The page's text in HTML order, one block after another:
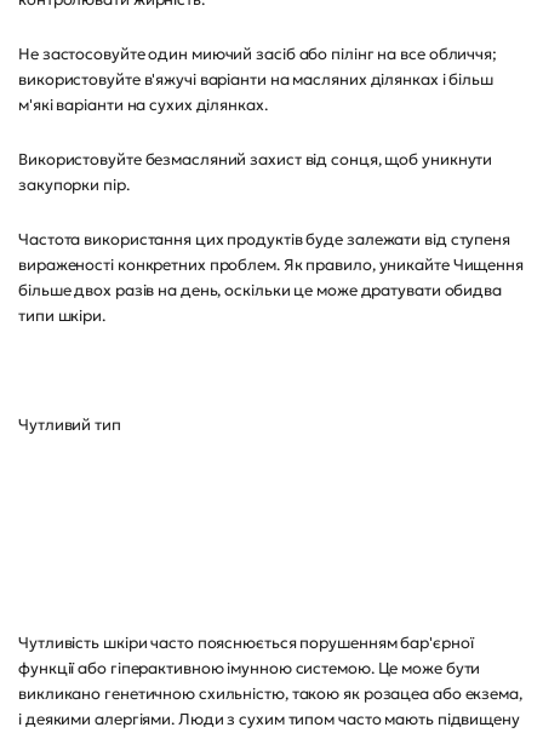
Не застосовуйте один миючий засіб або пілінг на все обличчя;
використовуйте в'яжучі варіанти на масляних ділянках і більш
м'які варіанти на сухих ділянках.
Використовуйте безмасляний захист від сонця, щоб уникнути
закупорки пір.
Частота використання цих продуктів буде залежати від ступеня
вираженості конкретних проблем. Як правило, уникайте Чищення
більше двох разів на день, оскільки це може дратувати обидва
типи шкіри.
Чутливий тип
Чутливість шкіри часто пояснюється порушенням бар'єрної
функції або гіперактивною імунною системою. Це може бути
викликано генетичною схильністю, такою як розацеа або екзема,
і деякими алергіями. Люди з сухим типом часто мають підвищену